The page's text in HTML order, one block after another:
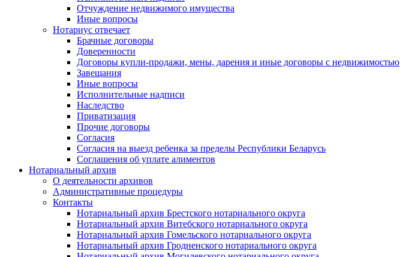
Отчуждение недвижимого имущества
Иные вопросы
Нотариус отвечает
Брачные договоры
Доверенности
Договоры купли-продажи, мены, дарения и иные договоры с недвижимостью
Завещания
Иные вопросы
Исполнительные надписи
Наследство
Приватизация
Прочие договоры
Согласия
Согласия на выезд ребенка за пределы Республики Беларусь
Соглашения об уплате алиментов
Нотариальный архив
О деятельности архивов
Административные процедуры
Контакты
Нотариальный архив Брестского нотариального округа
Нотариальный архив Витебского нотариального округа
Нотариальный архив Гомельского нотариального округа
Нотариальный архив Гродненского нотариального округа